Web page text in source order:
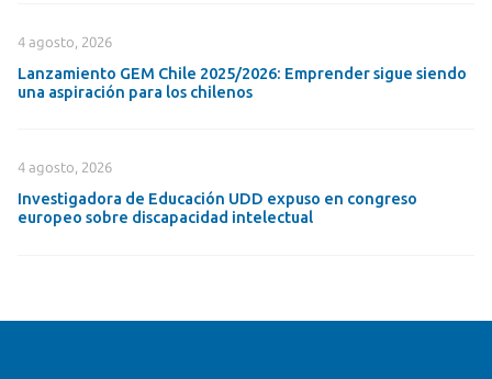
4 agosto, 2026
Lanzamiento GEM Chile 2025/2026: Emprender sigue siendo
una aspiración para los chilenos
4 agosto, 2026
Investigadora de Educación UDD expuso en congreso
europeo sobre discapacidad intelectual